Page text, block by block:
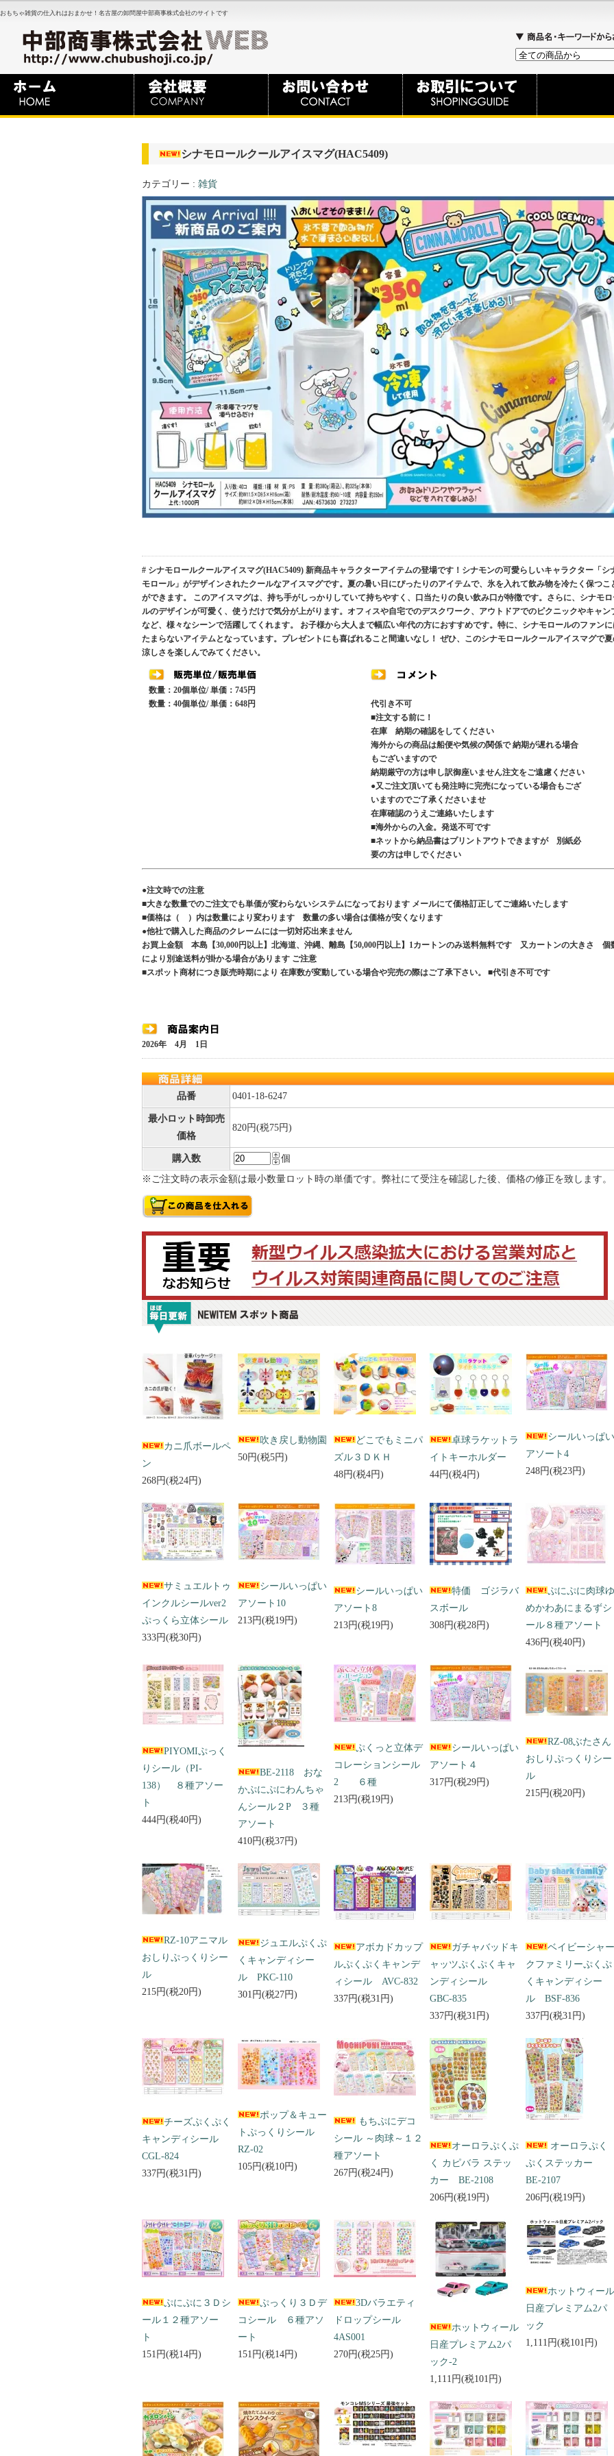
おもちゃ雑貨の仕入れはおまかせ！名古屋の卸問屋中部商事株式会社のサイトです
シナモロールクールアイスマグ(HAC5409)
カテゴリー : 雑貨
# シナモロールクールアイスマグ(HAC5409) 新商品キャラクターアイテムの登場です！シナモンの可愛らしいキャラクター「シ
モロール」がデザインされたクールなアイスマグです。夏の暑い日にぴったりのアイテムで、氷を入れて飲み物を冷たく保つこ
ができます。 このアイスマグは、持ち手がしっかりしていて持ちやすく、口当たりの良い飲み口が特徴です。さらに、シナモ
ルのデザインが可愛く、使うだけで気分が上がります。オフィスや自宅でのデスクワーク、アウトドアでのピクニックやキャン
など、様々なシーンで活躍してくれます。 お子様から大人まで幅広い年代の方におすすめです。特に、シナモロールのファン
たまらないアイテムとなっています。プレゼントにも喜ばれること間違いなし！ ぜひ、このシナモロールクールアイスマグで
涼しさを楽しんでみてください。
数量：20個単位/ 単価：745円
数量：40個単位/ 単価：648円
代引き不可
■注文する前に！
在庫 納期の確認をしてください
海外からの商品は船便や気候の関係で 納期が遅れる場合
もございますので
納期厳守の方は申し訳御座いません注文をご遠慮ください
●又ご注文頂いても発注時に完売になっている場合もござ
いますのでご了承くださいませ
在庫確認のうえご連絡いたします
■海外からの入金。発送不可です
■ネットから納品書はプリントアウトできますが 別紙必
要の方は申しでください
●注文時での注意
■大きな数量でのご注文でも単価が変わらないシステムになっております メールにて価格訂正してご連絡いたします
■価格は（ ）内は数量により変わります 数量の多い場合は価格が安くなります
●他社で購入した商品のクレームには一切対応出来ません
お買上金額 本島【30,000円以上】北海道、沖縄、離島【50,000円以上】1カートンのみ送料無料です 又カートンの大きさ 個
により別途送料が掛かる場合があります ご注意
■スポット商材につき販売時期により 在庫数が変動している場合や完売の際はご了承下さい。 ■代引き不可です
2026年 4月 1日
品番 0401-18-6247
最小ロット時卸売
価格
820円(税75円)
購入数
個
※ご注文時の表示金額は最小数量ロット時の単価です。弊社にて受注を確認した後、価格の修正を致します。
カニ爪ボールペ
ン
268円(税24円)
吹き戻し動物園
50円(税5円)
どこでもミニパ
ズル３ＤＫＨ
48円(税4円)
卓球ラケットラ
イトキーホルダー
44円(税4円)
シールいっぱい
アソート4
248円(税23円)
サミュエルトゥ
インクルシールver2
ぷっくら立体シール
333円(税30円)
シールいっぱい
アソート10
213円(税19円)
シールいっぱい
アソート8
213円(税19円)
特価 ゴジラバ
スボール
308円(税28円)
ぷにぷに肉球ゆ
めかわあにまるずシ
ール８種アソート
436円(税40円)
PIYOMIぷっく
りシール（PI-
138） ８種アソー
ト
444円(税40円)
BE-2118 おな
かぷにぷにわんちゃ
んシール２P ３種
アソート
410円(税37円)
ぷくっと立体デ
コレーションシール
2 ６種
213円(税19円)
シールいっぱい
アソート４
317円(税29円)
RZ-08ぶたさん
おしりぷっくりシー
ル
215円(税20円)
RZ-10アニマル
おしりぷっくりシー
ル
215円(税20円)
ジュエルぷくぷ
くキャンディシー
ル PKC-110
301円(税27円)
アボカドカップ
ルぷくぷくキャンデ
ィシール AVC-832
337円(税31円)
ガチャバッドキ
ャッツぷくぷくキャ
ンディシール
GBC-835
337円(税31円)
ベイビーシャー
クファミリーぷくぷ
くキャンディシー
ル BSF-836
337円(税31円)
チーズぷくぷく
キャンディシール
CGL-824
337円(税31円)
ポップ＆キュー
トぷっくりシール
RZ-02
105円(税10円)
もちぷにデコ
シール ～肉球～１２
種アソート
267円(税24円)
オーロラぷくぷ
く カピバラ ステッ
カー BE-2108
206円(税19円)
オーロラぷく
ぷくステッカー
BE-2107
206円(税19円)
ぷにぷに３Ｄシ
ール１２種アソー
ト
151円(税14円)
ぷっくり３Ｄデ
コシール ６種アソ
ート
151円(税14円)
3Dバラエティ
ドロップシール
4AS001
270円(税25円)
ホットウィール
日産プレミアム2パ
ック-2
1,111円(税101円)
ホットウィール
日産プレミアム2パ
ック
1,111円(税101円)